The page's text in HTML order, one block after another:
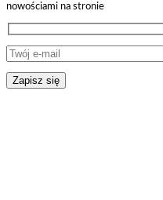
nowościami na stronie